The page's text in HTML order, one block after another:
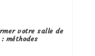
votre salle de
méthodes